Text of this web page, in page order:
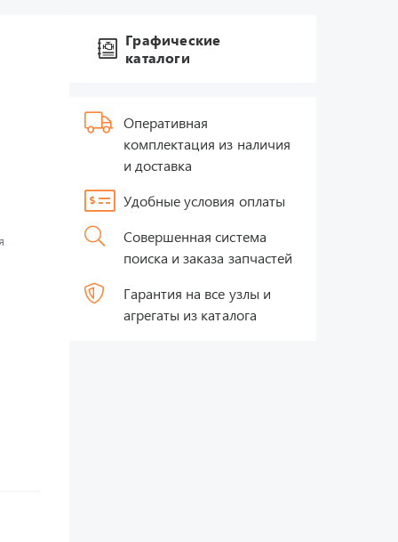
Графические
каталоги
Оперативная
комплектация из наличия
и доставка
Удобные условия оплаты
Совершенная система
поиска и заказа запчастей
Гарантия на все узлы и
агрегаты из каталога